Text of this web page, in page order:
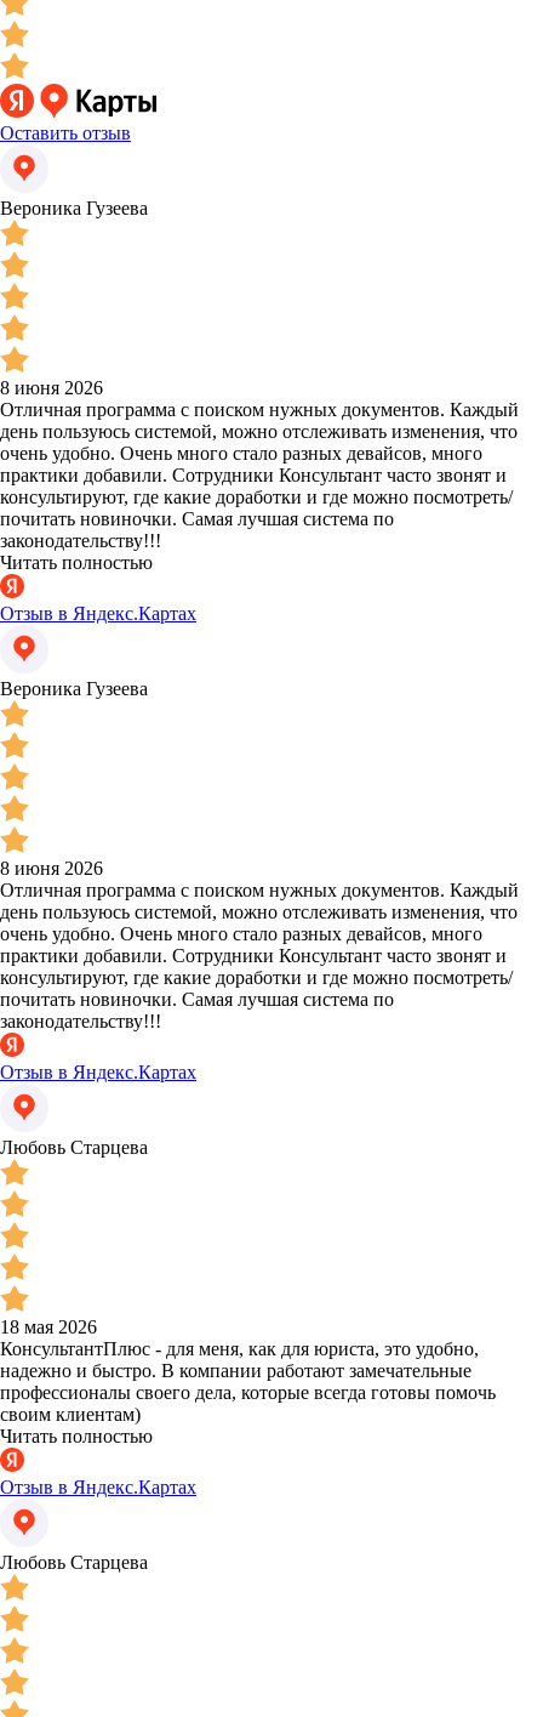
Оставить отзыв
Вероника Гузеева
8 июня 2026
Отличная программа с поиском нужных документов. Каждый
день пользуюсь системой, можно отслеживать изменения, что
очень удобно. Очень много стало разных девайсов, много
практики добавили. Сотрудники Консультант часто звонят и
консультируют, где какие доработки и где можно посмотреть/
почитать новиночки. Самая лучшая система по
законодательству!!!
Читать полностью
Отзыв в Яндекс.Картах
Вероника Гузеева
8 июня 2026
Отличная программа с поиском нужных документов. Каждый
день пользуюсь системой, можно отслеживать изменения, что
очень удобно. Очень много стало разных девайсов, много
практики добавили. Сотрудники Консультант часто звонят и
консультируют, где какие доработки и где можно посмотреть/
почитать новиночки. Самая лучшая система по
законодательству!!!
Отзыв в Яндекс.Картах
Любовь Старцева
18 мая 2026
КонсультантПлюс - для меня, как для юриста, это удобно,
надежно и быстро. В компании работают замечательные
профессионалы своего дела, которые всегда готовы помочь
своим клиентам)
Читать полностью
Отзыв в Яндекс.Картах
Любовь Старцева